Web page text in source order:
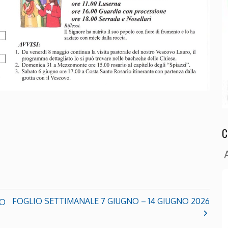
FOGLIO SETTIMANALE 7 GIUGNO – 14 GIUGNO 2026